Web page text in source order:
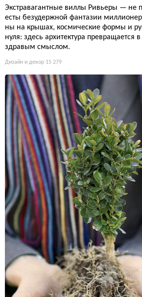
Экстравагантные виллы Ривьеры — не
есты безудержной фантазии
ны на крышах, космические формы и
нуля: здесь архитектура
здравым смыслом.
Дизайн и декор 15 279